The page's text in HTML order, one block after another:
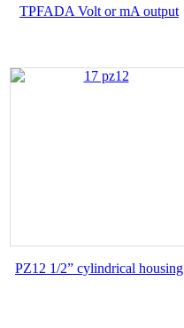
TPFADA Volt or mA output
PZ12 1/2” cylindrical housing